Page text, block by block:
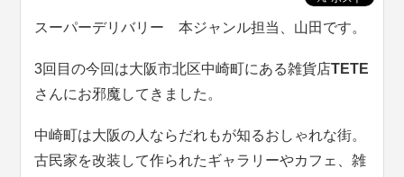
スーパーデリバリー 本ジャンル担当、山田です。
3回目の今回は大阪市北区中崎町にある雑貨店TETE
さんにお邪魔してきました。
中崎町は大阪の人ならだれもが知るおしゃれな街。
古民家を改装して作られたギャラリーやカフェ、雑